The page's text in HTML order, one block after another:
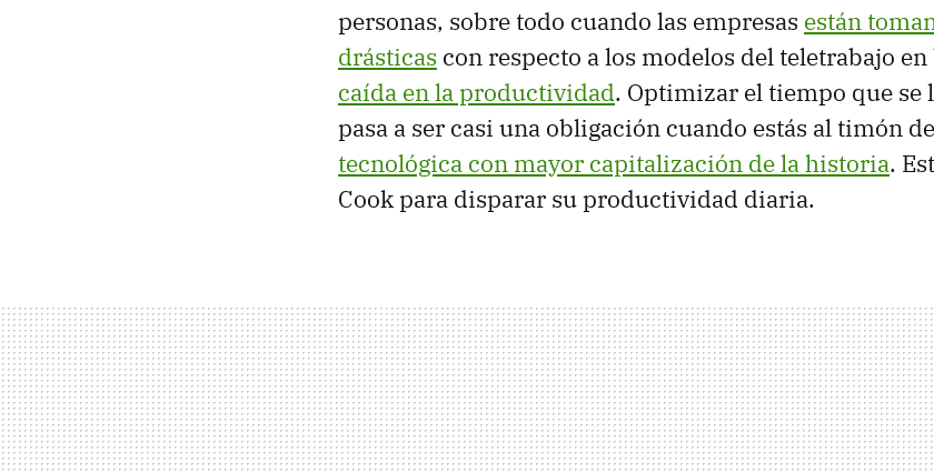
personas, sobre todo cuando las empresas están
drásticas con respecto a los modelos del teletrabajo en
caída en la productividad. Optimizar el tiempo que se
pasa a ser casi una obligación cuando estás al timón
tecnológica con mayor capitalización de la historia.
Cook para disparar su productividad diaria.